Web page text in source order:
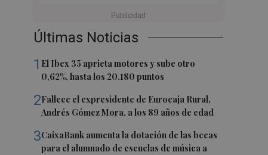
Últimas Noticias
1 El Ibex 35 aprieta motores y sube otro
0,62%, hasta los 20.180 puntos
2Fallece el expresidente de Eurocaja Rural,
Andrés Gómez Mora, a los 89 años de edad
3CaixaBank aumenta la dotación de las becas
para el alumnado de escuelas de música a